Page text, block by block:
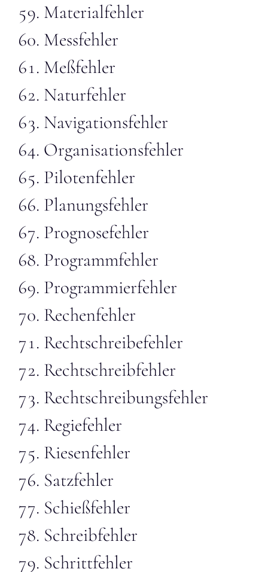
Materialfehler
Messfehler
Meßfehler
Naturfehler
Navigationsfehler
Organisationsfehler
Pilotenfehler
Planungsfehler
Prognosefehler
Programmfehler
Programmierfehler
Rechenfehler
Rechtschreibefehler
Rechtschreibfehler
Rechtschreibungsfehler
Regiefehler
Riesenfehler
Satzfehler
Schießfehler
Schreibfehler
Schrittfehler